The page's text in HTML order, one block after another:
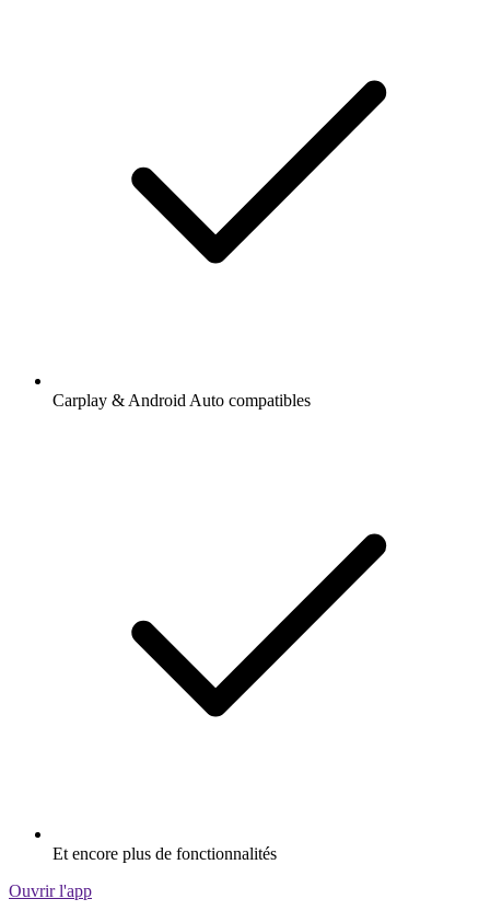
Carplay & Android Auto compatibles
Et encore plus de fonctionnalités
Ouvrir l'app